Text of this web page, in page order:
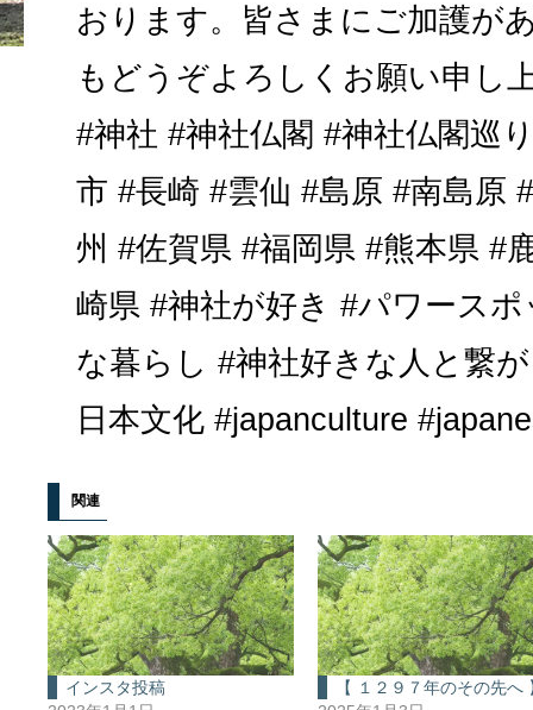
おります。皆さまにご加護が
もどうぞよろしくお願い申し
#神社 #神社仏閣 #神社仏閣巡
市 #長崎 #雲仙 #島原 #南島原
州 #佐賀県 #福岡県 #熊本県 #
崎県 #神社が好き #パワース
な暮らし #神社好きな人と繋
日本文化 #japanculture
関連
インスタ投稿
【 １２９７年のその先へ